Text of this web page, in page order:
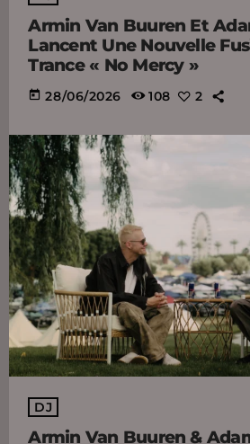
Armin Van Buuren Et
Lancent Une Nouvelle
Trance « No Mercy »
today 28/06/2026 108 2
DJ
Armin Van Buuren &